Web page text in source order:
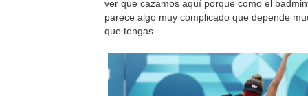
ver que cazamos aquí porque como el
parece algo muy complicado que depende
que tengas.